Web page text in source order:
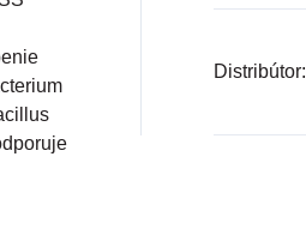
Distribútor: